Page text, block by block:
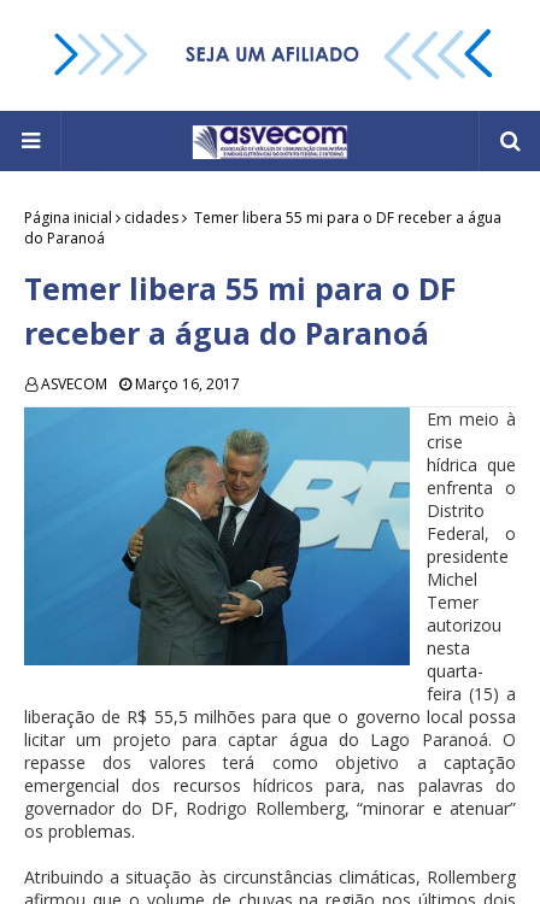
Página inicial cidades
Temer libera 55 mi para o DF receber a água
do Paranoá
Temer libera 55 mi para o DF
receber a água do Paranoá
ASVECOM Março 16, 2017
Em meio à
crise
hídrica que
enfrenta o
Distrito
Federal, o
presidente
Michel
Temer
autorizou
nesta
quarta-
feira (15) a
liberação de R$ 55,5 milhões para que o governo local possa
licitar um projeto para captar água do Lago Paranoá. O
repasse dos valores terá como objetivo a captação
emergencial dos recursos hídricos para, nas palavras do
governador do DF, Rodrigo Rollemberg, “minorar e atenuar”
os problemas.
Atribuindo a situação às circunstâncias climáticas, Rollemberg